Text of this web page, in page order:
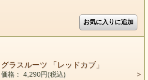
グラスルーツ 「レッドカブ」
価格： 4,290円(税込)